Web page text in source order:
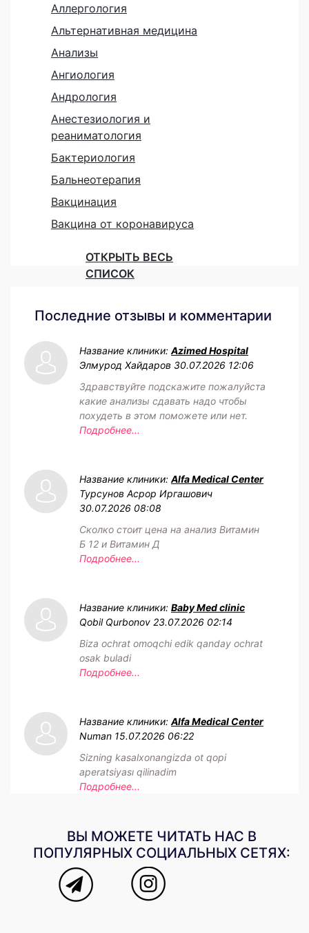
Аллергология
Альтернативная медицина
Анализы
Ангиология
Андрология
Анестезиология и
реаниматология
Бактериология
Бальнеотерапия
Вакцинация
Вакцина от коронавируса
ОТКРЫТЬ ВЕСЬ
СПИСОК
Последние отзывы и комментарии
Название клиники: Azimed Hospital
Элмурод Хайдаров 30.07.2026 12:06
Здравствуйте подскажите пожалуйста
какие анализы сдавать надо чтобы
похудеть в этом поможете или нет.
Подробнее...
Название клиники: Alfa Medical Center
Турсунов Асрор Иргашович
30.07.2026 08:08
Сколко стоит цена на анализ Витамин
Б 12 и Витамин Д
Подробнее...
Название клиники: Baby Med clinic
Qobil Qurbonov 23.07.2026 02:14
Biza ochrat omoqchi edik qanday ochrat
osak buladi
Подробнее...
Название клиники: Alfa Medical Center
Numan 15.07.2026 06:22
Sizning kasalxonangizda ot qopi
aperatsiyası qilinadim
Подробнее...
ВЫ МОЖЕТЕ ЧИТАТЬ НАС В
ПОПУЛЯРНЫХ СОЦИАЛЬНЫХ СЕТЯХ: